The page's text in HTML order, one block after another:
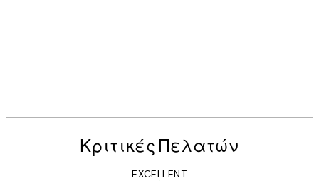
Κριτικές Πελατών
EXCELLENT